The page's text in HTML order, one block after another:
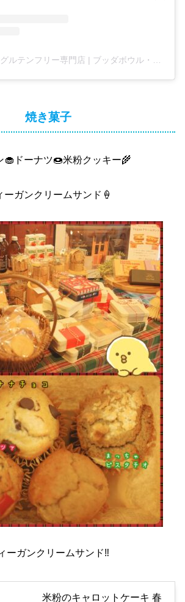
焼き菓子
🧁ドーナツ︎🍩米粉クッキー🌾
ーガンクリームサンド🍦
ーガンクリームサンド‼️
米粉のキャロットケーキ 春